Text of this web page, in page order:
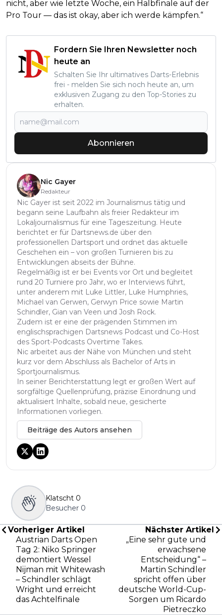
nicht, aber wie letzte Woche, ein Halbfinale auf der
Pro Tour — das ist okay, aber ich werde kämpfen.“
Fordern Sie Ihren Newsletter noch
heute an
Schalten Sie Ihr ultimatives Darts-Erlebnis
frei - melden Sie sich noch heute an, um
exklusiven Zugang zu den Top-Stories zu
erhalten.
Abonnieren
Nic Gayer
Redakteur
Nic Gayer ist seit 2022 im Journalismus tätig und
begann seine Laufbahn als freier Redakteur im
Lokaljournalismus für eine Tageszeitung. Heute
berichtet er für Dartsnews.de über den
professionellen Dartsport und ordnet das aktuelle
Geschehen ein – von großen Turnieren bis zu
Entwicklungen abseits der Bühne.
Regelmäßig ist er bei Events vor Ort und begleitet
rund 20 Turniere pro Jahr, wo er Interviews führt,
unter anderem mit Luke Littler, Luke Humphries,
Michael van Gerwen, Gerwyn Price sowie Martin
Schindler, Gian van Veen und Josh Rock.
Zudem ist er eine der prägenden Stimmen im
englischsprachigen Dartsnews Podcast und Co-Host
des Sport-Podcasts Overtime Takes.
Nic arbeitet aus der Nähe von München und steht
kurz vor dem Abschluss als Bachelor of Arts in
Sportjournalismus.
In seiner Berichterstattung legt er großen Wert auf
sorgfältige Quellenprüfung, präzise Einordnung und
aktualisiert Inhalte, sobald neue, gesicherte
Informationen vorliegen.
Beiträge des Autors ansehen
Klatscht 0
Besucher 0
Vorheriger Artikel
Austrian Darts Open
Tag 2: Niko Springer
demontiert Wessel
Nijman mit Whitewash
– Schindler schlägt
Wright und erreicht
das Achtelfinale
Nächster Artikel
„Eine sehr gute und
erwachsene
Entscheidung“ –
Martin Schindler
spricht offen über
deutsche World-Cup-
Sorgen um Ricardo
Pietreczko